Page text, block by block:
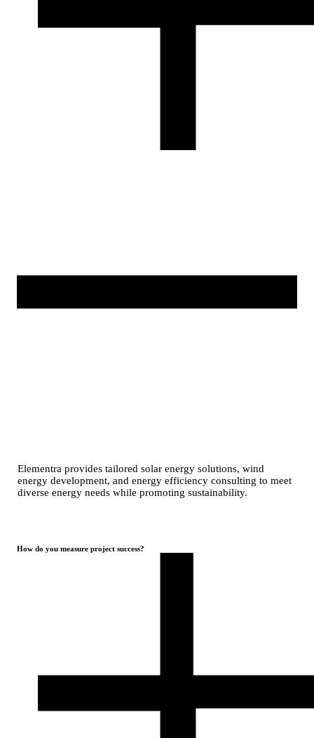
Elementra provides tailored solar energy solutions, wind
energy development, and energy efficiency consulting to meet
diverse energy needs while promoting sustainability.
How do you measure project success?